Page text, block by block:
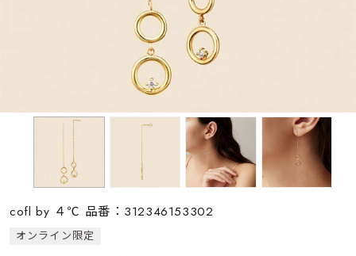
誕生石
モチーフ
石の色
cofl by ４℃ 品番：312346153302
オンライン限定